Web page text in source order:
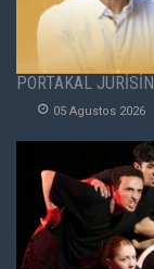
PORTAKAL
05 Agustos 2026